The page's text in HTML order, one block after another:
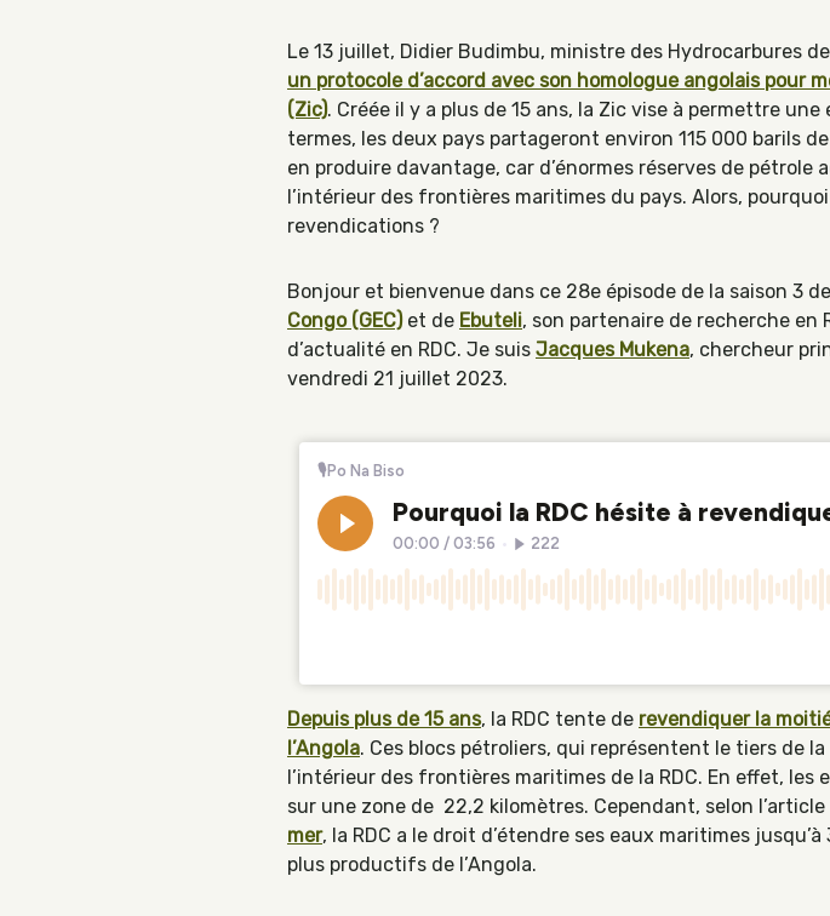
Le 13 juillet, Didier Budimbu, ministre des Hydrocarbures
un protocole d’accord avec son homologue angolais
(Zic). Créée il y a plus de 15 ans, la Zic vise à permettre
termes, les deux pays partageront environ 115 000 barils
en produire davantage, car d’énormes réserves de
l’intérieur des frontières maritimes du pays. Alors,
revendications ?
Bonjour et bienvenue dans ce 28e épisode de la saison 3 de
Congo (GEC)et de Ebuteli, son partenaire de recherche en
d’actualité en RDC. Je suis Jacques Mukena, chercheur
vendredi 21 juillet 2023.
Depuis plus de 15 ans, la RDC tente de revendiquer la
l’Angola. Ces blocs pétroliers, qui représentent le tiers de
l’intérieur des frontières maritimes de la RDC. En effet,
sur une zone de 22,2 kilomètres. Cependant, selon l’article
mer, la RDC a le droit d’étendre ses eaux maritimes
plus productifs de l’Angola.